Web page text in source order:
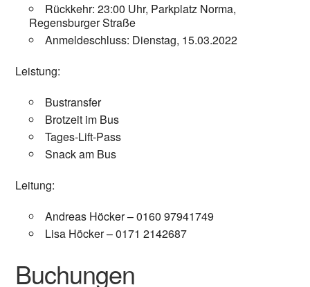
Rückkehr: 23:00 Uhr, Parkplatz Norma,
Regensburger Straße
Anmeldeschluss: Dienstag, 15.03.2022
Leistung:
Bustransfer
Brotzeit im Bus
Tages-Lift-Pass
Snack am Bus
Leitung:
Andreas Höcker – 0160 97941749
Lisa Höcker – 0171 2142687
Buchungen